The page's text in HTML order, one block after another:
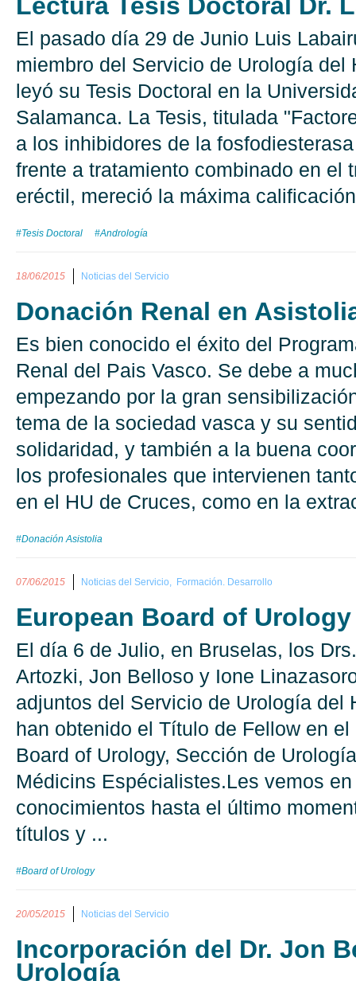
El pasado día 29 de Junio Luis
miembro del Servicio de Urología del
leyó su Tesis Doctoral en la
Salamanca. La Tesis, titulada
a los inhibidores de la
frente a tratamiento combinado en el
eréctil, mereció la máxima
#Tesis Doctoral #Andrología
18/06/2015 Noticias del Servicio
Donación Renal en
Es bien conocido el éxito del
Renal del Pais Vasco. Se debe a
empezando por la gran
tema de la sociedad vasca y su
solidaridad, y también a la buena
los profesionales que intervienen
en el HU de Cruces, como en la
#Donación Asistolia
07/06/2015 Noticias del Servicio, Formación. Desarrollo
European Board of Urology
El día 6 de Julio, en Bruselas, los
Artozki, Jon Belloso y Ione
adjuntos del Servicio de Urología del
han obtenido el Título de Fellow en el
Board of Urology, Sección de
Médicins Espécialistes.Les vemos
conocimientos hasta el último
títulos y ...
#Board of Urology
20/05/2015 Noticias del Servicio
Incorporación del Dr. Jon
Urología